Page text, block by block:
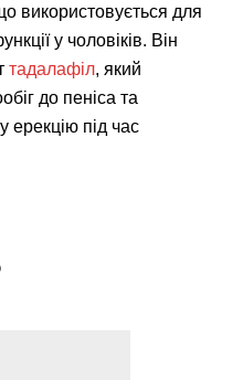
використовується для
у чоловіків. Він
тадалафіл, який
до пеніса та
ерекцію під час